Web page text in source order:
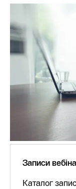
Записи
Каталог